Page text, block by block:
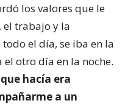
los valores que le
el trabajo y la
el día, se iba en la
otro día en la noche.
hacía era
a un